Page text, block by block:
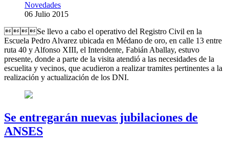
Novedades
06 Julio 2015
Se llevo a cabo el operativo del Registro Civil en la
Escuela Pedro Alvarez ubicada en Médano de oro, en calle 13 entre
ruta 40 y Alfonso XIII, el Intendente, Fabián Aballay, estuvo
presente, donde a parte de la visita atendió a las necesidades de la
escuelita y vecinos, que acudieron a realizar tramites pertinentes a la
realización y actualización de los DNI.
Se entregarán nuevas jubilaciones de
ANSES